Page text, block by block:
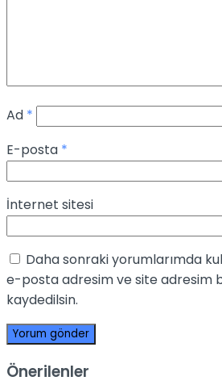
Ad *
E-posta *
İnternet sitesi
Daha sonraki yorumlarımda
e-posta adresim ve site adresim
kaydedilsin.
Önerilenler